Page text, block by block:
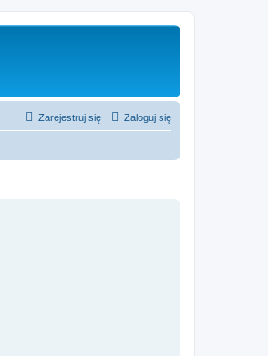
Zaloguj się
Zarejestruj się